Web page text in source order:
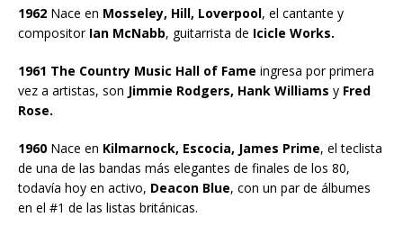
1962 Nace en Mosseley, Hill, Loverpool, el cantante y
compositorIan McNabb, guitarrista de Icicle Works.
1961 The Country Music Hall of Fame ingresa por primera
vez a artistas, son Jimmie Rodgers, Hank Williams y Fred
Rose.
1960 Nace en Kilmarnock, Escocia, James Prime, el teclista
de una de las bandas más elegantes de finales de los 80,
todavía hoy en activo, Deacon Blue, con un par de álbumes
en el #1 de las listas británicas.